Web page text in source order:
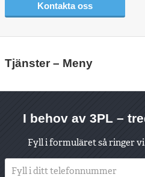
Kontakta oss
Tjänster – Meny
container
Lagerhotell
Tredjepartslogistik
I behov av 3PL –
Fyll i formuläret så ringer